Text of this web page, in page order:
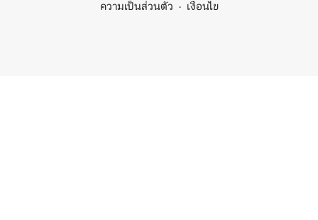
ความเป็นส่วนตัว เงื่อนไข